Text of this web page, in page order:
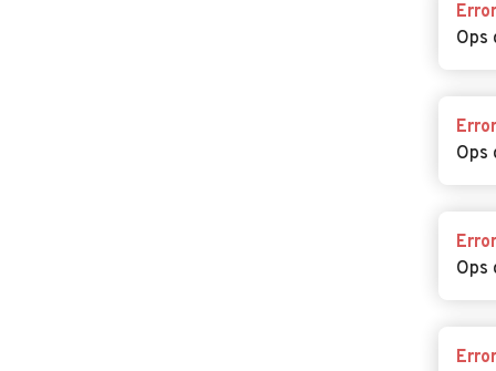
Error
Ops
Error
Ops
Error
Ops
Error